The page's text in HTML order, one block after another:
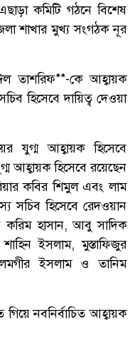
কমিটি গঠনে বিশেষ
শাখার মুখ্য সংগঠক নূর
তাশরিফ**-কে আহ্বায়ক
হিসেবে দায়িত্ব দেওয়া
যুগ্ম আহ্বায়ক হিসেবে
আহ্বায়ক হিসেবে রয়েছেন
কবির শিমুল এবং লাম
সচিব হিসেবে রেদওয়ান
করিম হাসান, আবু সাদিক
ইসলাম, মুস্তাফিজুর
ইসলাম ও তানিম
নবনির্বাচিত আহ্বায়ক